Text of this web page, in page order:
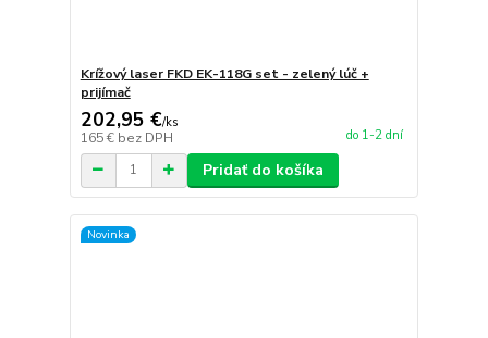
Krížový laser FKD EK-118G set - zelený lúč +
prijímač
202,95 €/ks
165 € bez DPH do 1-2 dní
Pridať do košíka
Novinka